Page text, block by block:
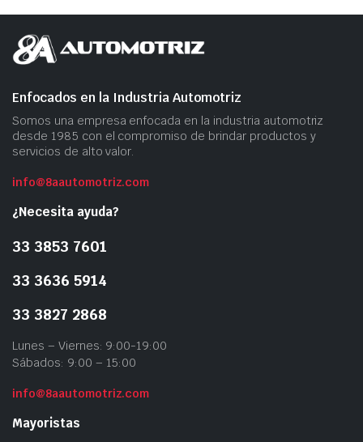
Enfocados en la Industria Automotriz
Somos una empresa​ enfocada en la industria automotriz
desde 1985 con el compromiso​ de brindar productos ​y
servicios​ de alto valor.
info@8aautomotriz.com
¿Necesita ayuda?
33 3853 7601
33 3636 5914
33 3827 2868
Lunes – Viernes: 9:00-19:00
Sábados: 9:00 – 15:00
info@8aautomotriz.com
Mayoristas